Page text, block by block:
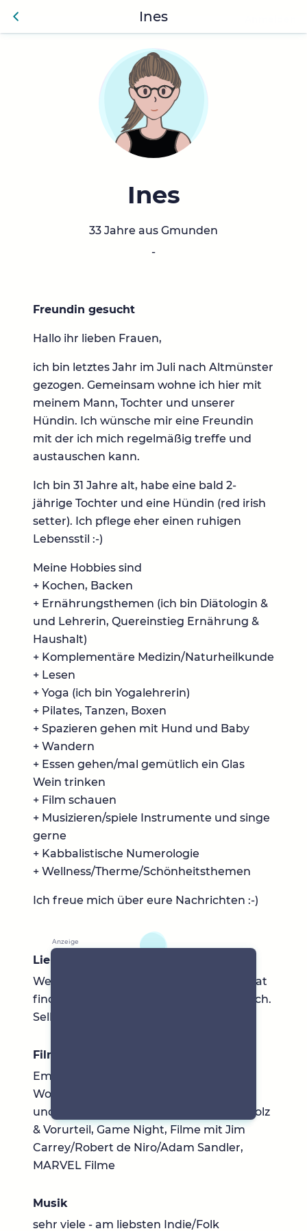
Zurü
Ines
Ines
33 Jahre aus Gmunden
-
Freundin gesucht
Hallo ihr lieben Frauen,
ich bin letztes Jahr im Juli nach Altmünster
gezogen. Gemeinsam wohne ich hier mit
meinem Mann, Tochter und unserer
Hündin. Ich wünsche mir eine Freundin
mit der ich mich regelmäßig treffe und
austauschen kann.
Ich bin 31 Jahre alt, habe eine bald 2-
jährige Tochter und eine Hündin (red irish
setter). Ich pflege eher einen ruhigen
Lebensstil :-)
Meine Hobbies sind
+ Kochen, Backen
+ Ernährungsthemen (ich bin Diätologin &
und Lehrerin, Quereinstieg Ernährung &
Haushalt)
+ Komplementäre Medizin/Naturheilkunde
+ Lesen
+ Yoga (ich bin Yogalehrerin)
+ Pilates, Tanzen, Boxen
+ Spazieren gehen mit Hund und Baby
+ Wandern
+ Essen gehen/mal gemütlich ein Glas
Wein trinken
+ Film schauen
+ Musizieren/spiele Instrumente und singe
gerne
+ Kabbalistische Numerologie
+ Wellness/Therme/Schönheitsthemen
Ich freue mich über eure Nachrichten :-)
Lieblingsbücher
Weltmedizin, Das Kind in dir muss Heimat
finden, Der holistische Mensch, Heile. Dich.
Selbst.
Filme & Serien
Emily in Paris!, Die Hütte - ein
Wochenende mit Gott, Madame Mallory
und der Duft von Curry, Überredung, Stolz
& Vorurteil, Game Night, Filme mit Jim
Carrey/Robert de Niro/Adam Sandler,
MARVEL Filme
Musik
sehr viele - am liebsten Indie/Folk